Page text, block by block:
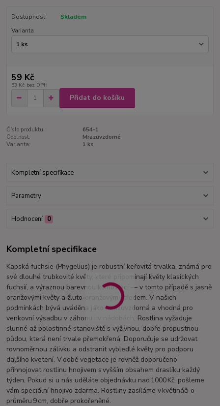
Dostupnost
Skladem
Varianta
59 Kč
53 Kč bez DPH
Přidat do košíku
Číslo produktu:
654-1
Odolnost:
Mrazuvzdorné
Varianta:
1 ks
Kompletní specifikace
Parametry
Hodnocení 0
Kompletní specifikace
Kapská fuchsie (Phygelius) je robustní keřovitá trvalka, známá pro
své dlouhé trubkovité květy, které připomínají květy klasických
fuchsií, a výraznou barevnou kombinací — v tomto případě s jasně
oranžovými květy a žluto‑oranžovým středem. V našich
podmínkách bývá uváděna jako mrazuvzdorná a vhodná pro
venkovní výsadbu v záhonu i v nádobách. Rostlina vyžaduje
slunné až polostinné stanoviště s výživnou, dobře propustnou
půdou, která není trvale přemokřená. Doporučuje se udržovat
rovnoměrnou zálivku a odstranit vybledlé květy pro podporu
dalšího kvetení. V době vegetace je rovněž doporučeno
přihnojovat rostlinu hnojivem s vyšším obsahem draslíku každý
týden. Pokud si u nás uděláte objednávku nad 1000 Kč, pošleme
vám speciální hnojivo zdarma. Rostliny zasíláme v květináči o
průměru 9 cm, dobře prokořeněné.